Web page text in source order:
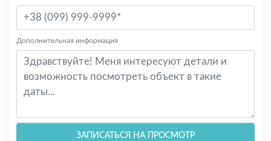
Дополнительная информация
ЗАПИСАТЬСЯ НА ПРОСМОТР